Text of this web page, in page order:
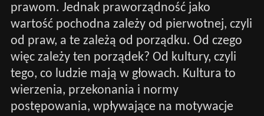
prawom. Jednak praworządność jako
wartość pochodna zależy od pierwotnej, czyli
od praw, a te zależą od porządku. Od czego
więc zależy ten porządek? Od kultury, czyli
tego, co ludzie mają w głowach. Kultura to
wierzenia, przekonania i normy
postępowania, wpływające na motywacje